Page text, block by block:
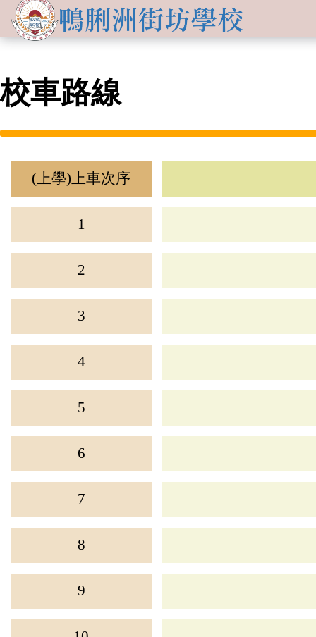
關於
校長的話
行政架構
學校成員
學校設施
家長教師會
品德培育
潛能發展
升中派位
領袖培訓
資訊及活動
傳媒報導
交流活動
活動相集
入學辦法
學習資源
Information for
School Support Summary
支援非華語同學的措施
入學申請
校車路線
(上學)上車次序
1
2
3
4
5
6
7
8
9